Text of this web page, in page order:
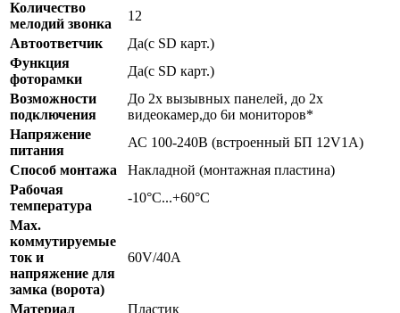
Количество
мелодий звонка
12
Автоответчик
Да(с SD карт.)
Функция
фоторамки
Да(с SD карт.)
Возможности
подключения
До 2х вызывных панелей, до 2х
видеокамер,до 6и мониторов*
Напряжение
питания
АС 100-240В (встроенный БП 12V1A)
Способ монтажа
Накладной (монтажная пластина)
Рабочая
температура
-10°С...+60°С
Мах.
коммутируемые
ток и
напряжение для
замка (ворота)
60V/40A
Материал
Пластик